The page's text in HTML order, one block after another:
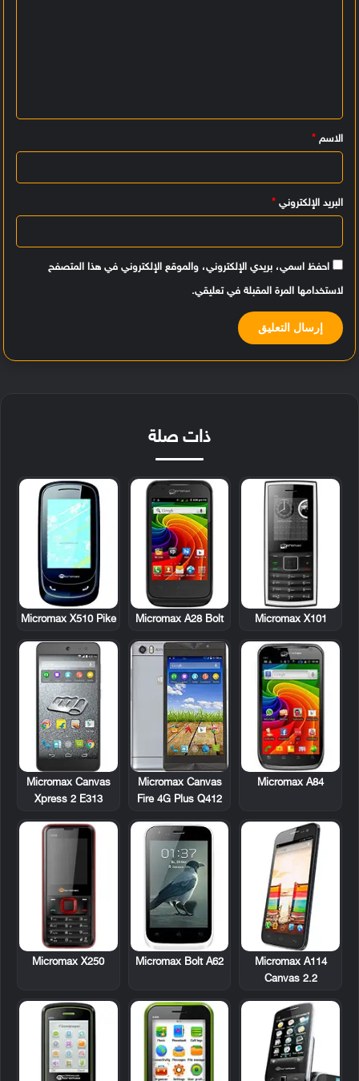
ي
ق
الاسم *
البريد الإلكتروني *
احفظ اسمي، بريدي الإلكتروني، والموقع الإلكتروني في هذا المتصفح
لاستخدامها المرة المقبلة في تعليقي.
ذات صلة
Micromax X101
Micromax A28 Bolt
Micromax X510 Pike
Micromax A84
Micromax Canvas
Fire 4G Plus Q412
Micromax Canvas
Xpress 2 E313
Micromax A114
Canvas 2.2
Micromax Bolt A62
Micromax X250